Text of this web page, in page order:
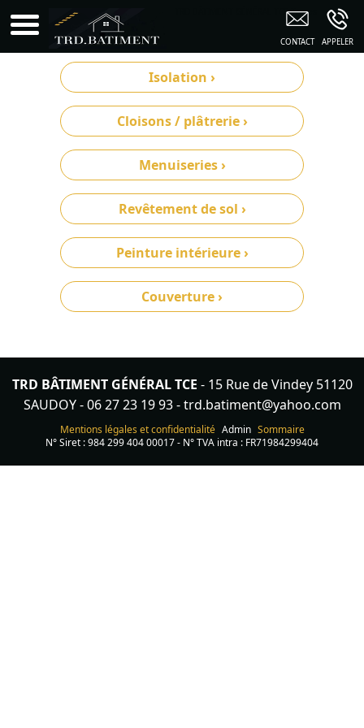
TRD BÂTIMENT GÉNÉRAL TCE Troyes
Isolation ›
Cloisons / plâtrerie ›
Menuiseries ›
Revêtement de sol ›
Peinture intérieure ›
Couverture ›
TRD BÂTIMENT GÉNÉRAL TCE - 15 Rue de Vindey 51120
SAUDOY -06 27 23 19 93-trd.batiment@yahoo.com
Mentions légales et confidentialité Admin Sommaire
N° Siret : 984 299 404 00017 - N° TVA intra : FR71984299404